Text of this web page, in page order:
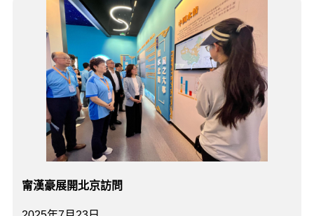
甯漢豪展開北京訪問